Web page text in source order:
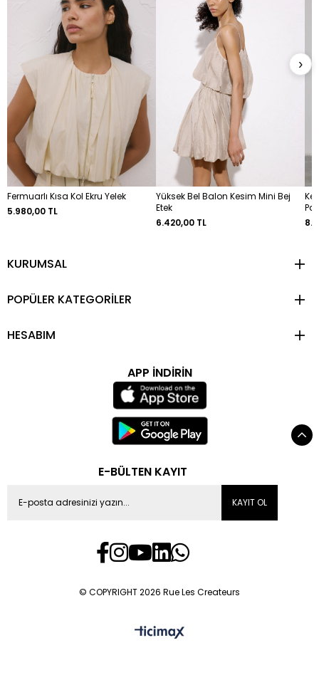
Fermuarlı Kısa Kol Ekru Yelek
5.980,00 TL
Yüksek Bel Balon Kesim Mini Bej
Etek
6.420,00 TL
›
KURUMSAL
POPÜLER KATEGORİLER
HESABIM
APP İNDİRİN
E-BÜLTEN KAYIT
KAYIT OL
© COPYRIGHT 2026 Rue Les Createurs